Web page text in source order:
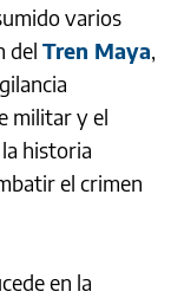
varios
del Tren Maya,
militar y el
historia
el crimen
en la